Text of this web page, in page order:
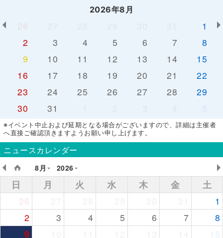
2026年8月
26
1
2
3 4 5 6 7
8
9
10 11 12 13 14
15
16
17 18 19 20 21
22
23
24 25 26 27 28
29
30
31 5
※イベント中止および延期となる場合がございますので、詳細は主催者
へ直接ご確認頂きますようお願い申し上げます。
ニュースカレンダー
8月
2026
日 月 火 水 木 金
土
26
1
2
3 4 5 6 7
8
9
15